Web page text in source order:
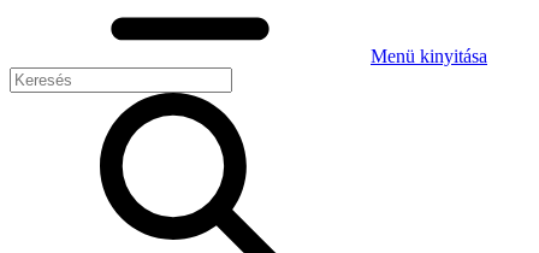
Menü kinyitása